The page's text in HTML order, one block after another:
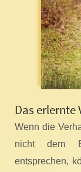
Das erlernte
Wenn die
nicht dem
entsprechen,